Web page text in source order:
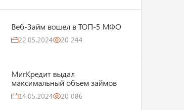
Веб-Займ вошел в ТОП-5 МФО
22.05.2024 20 244
МигКредит выдал
максимальный объем займов
14.05.2024 20 086